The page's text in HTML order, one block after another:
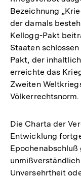
Bezeichnung
der damals
Kellogg-Pakt
Staaten
Pakt, der
erreichte das
Zweiten
Völkerrechtsnorm.
Die Charta der
Entwicklung
Unversehrtheit